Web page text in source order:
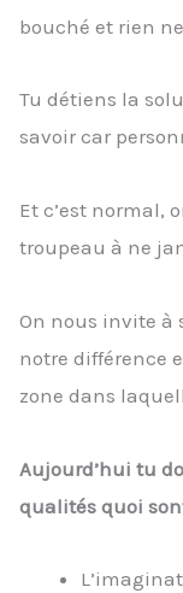
bouché et rien
Tu détiens la
savoir car
Et c’est normal,
troupeau à ne
On nous invite à
notre différence
zone dans
Aujourd’hui tu
qualités quoi